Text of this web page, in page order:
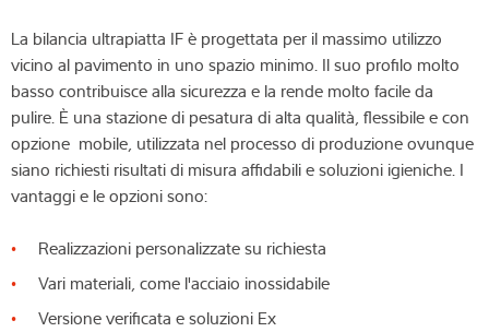
La bilancia ultrapiatta IF è progettata per il massimo utilizzo
vicino al pavimento in uno spazio minimo. Il suo profilo molto
basso contribuisce alla sicurezza e la rende molto facile da
pulire. È una stazione di pesatura di alta qualità, flessibile e con
opzione mobile, utilizzata nel processo di produzione ovunque
siano richiesti risultati di misura affidabili e soluzioni igieniche. I
vantaggi e le opzioni sono:
Realizzazioni personalizzate su richiesta
Vari materiali, come l'acciaio inossidabile
Versione verificata e soluzioni Ex